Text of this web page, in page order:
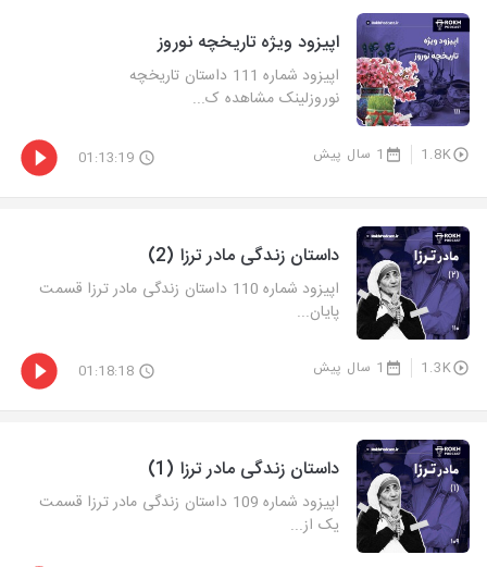
اپیزود ویژه تاریخچه نوروز
اپیزود شماره 111 داستان تاریخچه
نوروزلینک مشاهده ک...
1.8K 1 سال پیش 01:13:19
داستان زندگی مادر ترزا (2)
اپیزود شماره 110 داستان زندگی مادر ترزا قسمت
پایان...
1.3K 1 سال پیش 01:18:18
داستان زندگی مادر ترزا (1)
اپیزود شماره 109 داستان زندگی مادر ترزا قسمت
یک از...